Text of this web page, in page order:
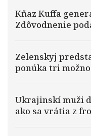
Kňaz Kuffa
Zdôvodnenie
Zelenskyj
ponúka tri
Ukrajinskí muži
ako sa vrátia z